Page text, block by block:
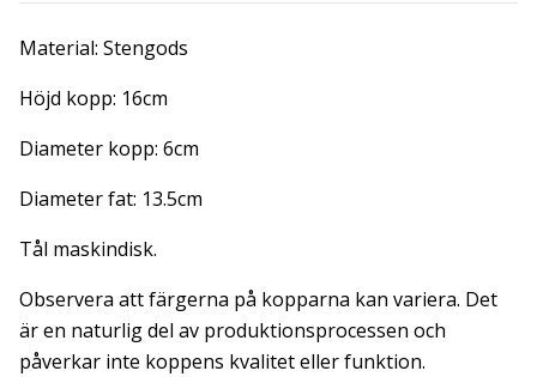
Material: Stengods
Höjd kopp: 16cm
Diameter kopp: 6cm
Diameter fat: 13.5cm
Tål maskindisk.
Observera att färgerna på kopparna kan variera. Det
är en naturlig del av produktionsprocessen och
påverkar inte koppens kvalitet eller funktion.